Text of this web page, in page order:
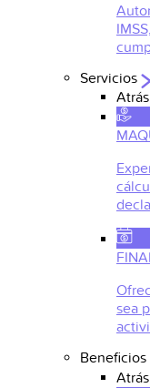
Servicios
Atrás
sea
Beneficios
Atrás